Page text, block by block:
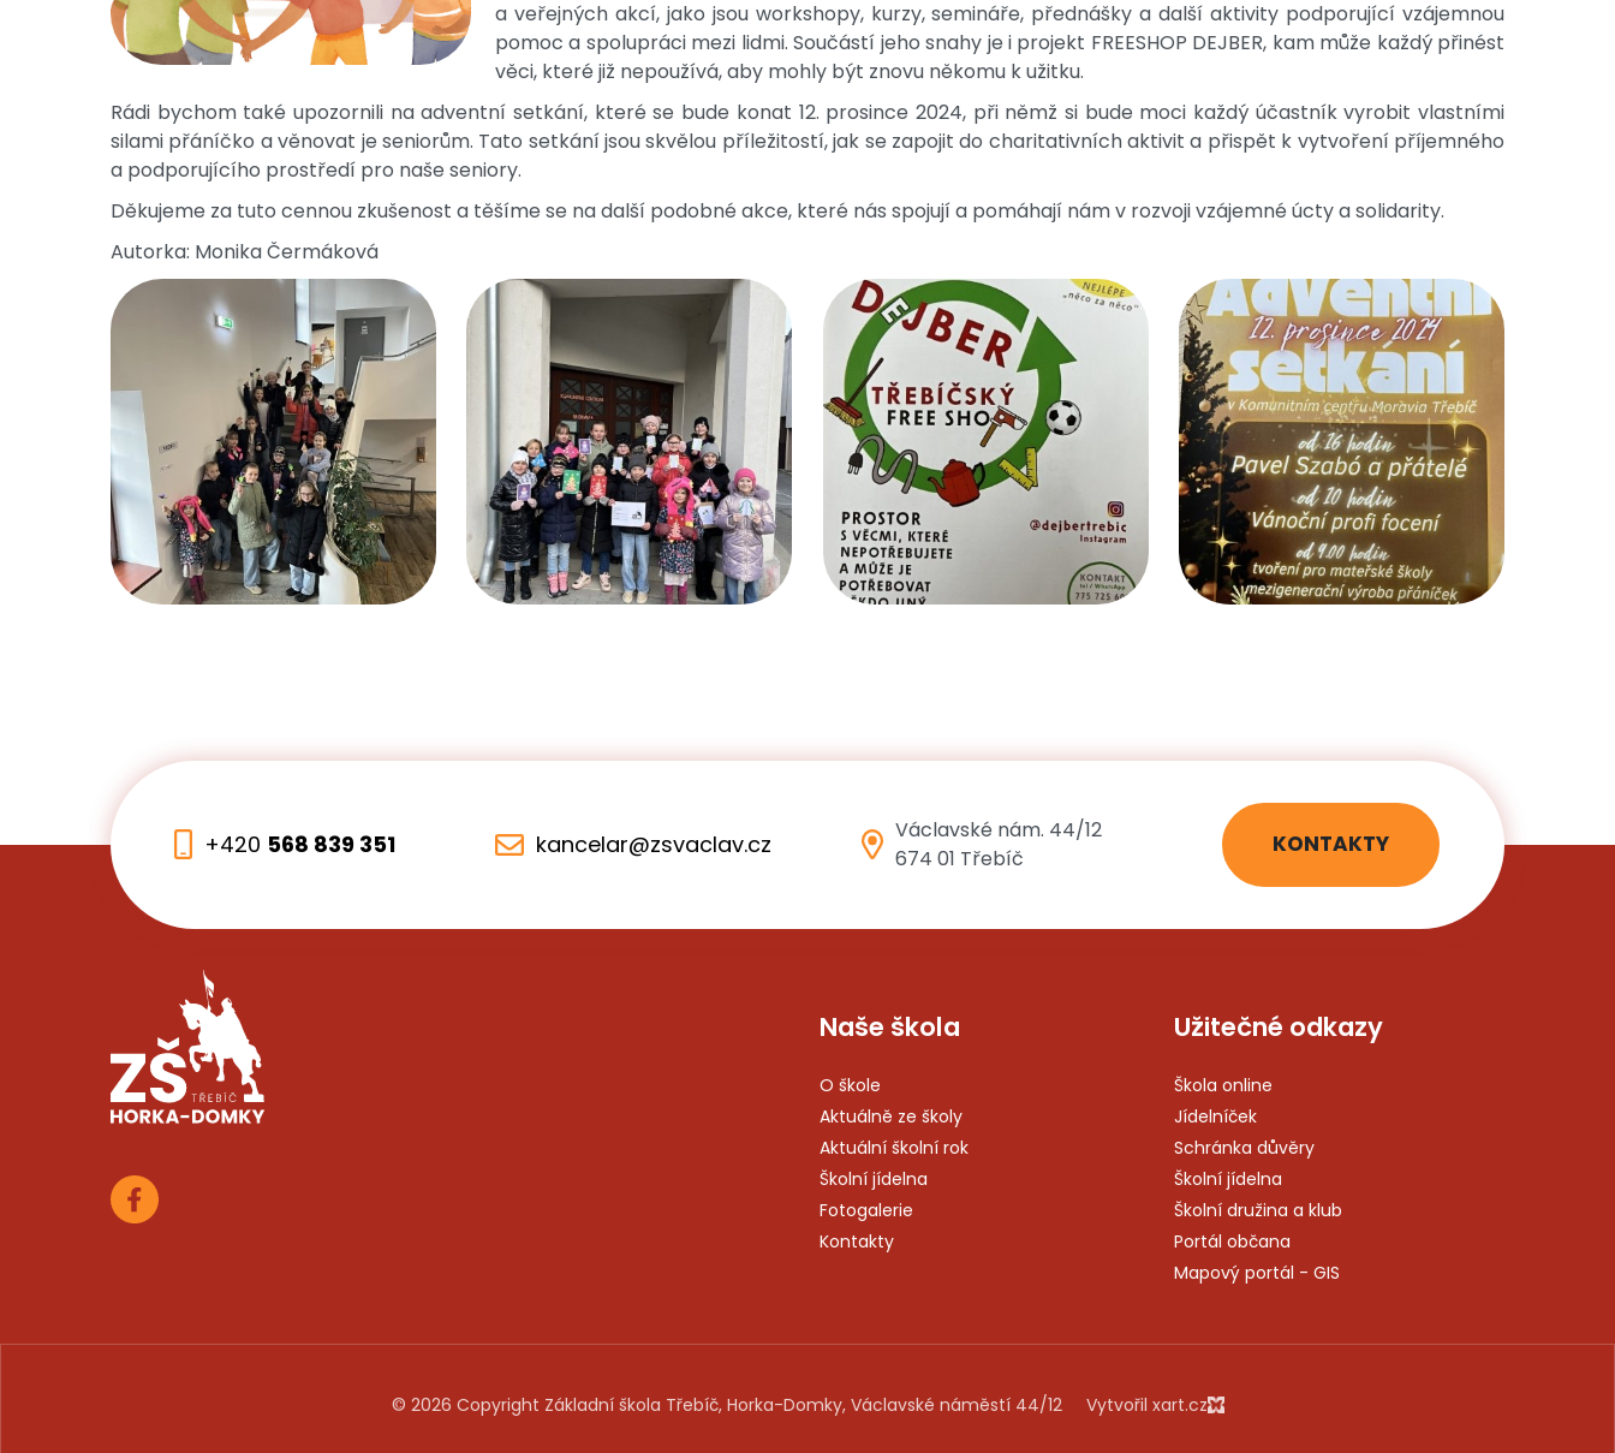
a veřejných akcí, jako jsou workshopy, kurzy, semináře, přednášky a další aktivity podporující vzájemnou
pomoc a spolupráci mezi lidmi. Součástí jeho snahy je i projekt FREESHOP DEJBER, kam může každý přinést
věci, které již nepoužívá, aby mohly být znovu někomu k užitku.
Rádi bychom také upozornili na adventní setkání, které se bude konat 12. prosince 2024, při němž si bude moci každý účastník vyrobit vlastními
silami přáníčko a věnovat je seniorům. Tato setkání jsou skvělou příležitostí, jak se zapojit do charitativních aktivit a přispět k vytvoření příjemného
a podporujícího prostředí pro naše seniory.
Děkujeme za tuto cennou zkušenost a těšíme se na další podobné akce, které nás spojují a pomáhají nám v rozvoji vzájemné úcty a solidarity.
Autorka: Monika Čermáková
+420 568 839 351 kancelar@zsvaclav.cz
Václavské nám. 44/12
674 01 Třebíč
KONTAKTY
Naše škola
O škole
Aktuálně ze školy
Aktuální školní rok
Školní jídelna
Fotogalerie
Kontakty
Užitečné odkazy
Škola online
Jídelníček
Schránka důvěry
Školní jídelna
Školní družina a klub
Portál občana
Mapový portál - GIS
© 2026 Copyright Základní škola Třebíč, Horka-Domky, Václavské náměstí 44/12 Vytvořil xart.cz